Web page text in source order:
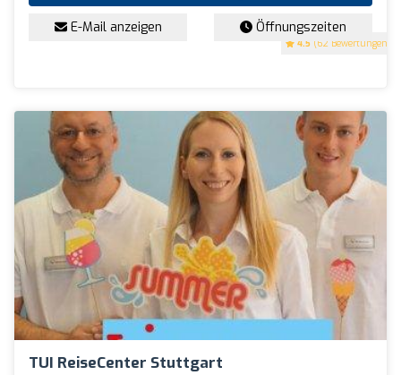
4.5 (62 Bewertungen)
E-Mail anzeigen Öffnungszeiten
TUI ReiseCenter Stuttgart